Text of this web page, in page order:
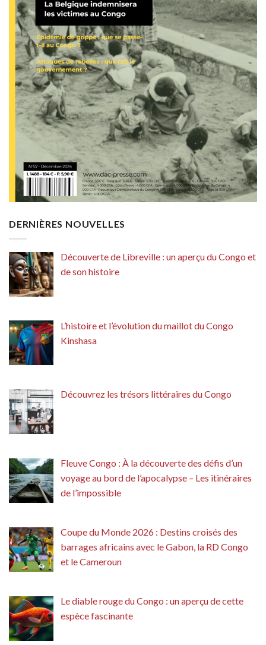
DERNIÈRES NOUVELLES
Découverte de Libreville : un aperçu du Congo et
de son histoire
L’histoire et l’évolution du maillot du Congo
Kinshasa
Découvrez les trésors littéraires du Congo
Fleuve Congo : À la découverte des défis d’un
voyage au bord de l’apocalypse – Les itinéraires
de l’impossible
Coupe du Monde 2026 : Destins croisés des
barrages africains avec le Gabon, la RD Congo
et le Cameroun
Le diable rouge du Congo : un aperçu de cette
espèce fascinante